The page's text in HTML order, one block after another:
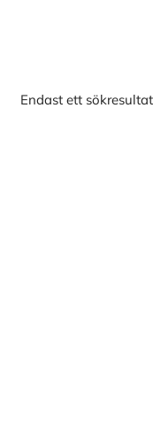
Endast ett sökresultat